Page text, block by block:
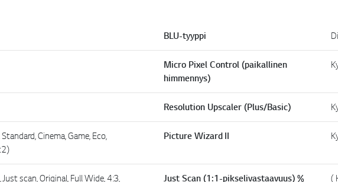
BLU-tyyppi
Micro Pixel Control (paikallinen
himmennys)
Resolution Upscaler (Plus/Basic)
Cinema, Game, Eco,
Picture Wizard II
scan, Original, Full Wide, 4:3,
Just Scan (1:1-pikselivastaavuus) %
(